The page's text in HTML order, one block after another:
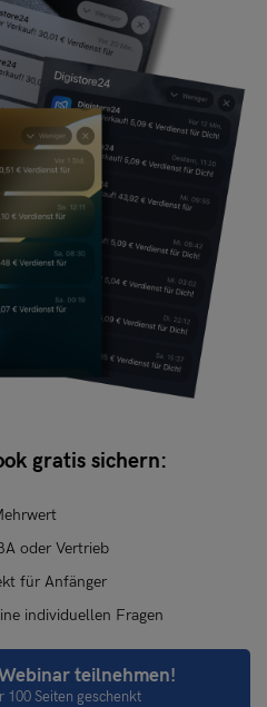
gratis sichern:
oder Vertrieb
für Anfänger
individuellen Fragen
teilnehmen!
100 Seiten geschenkt